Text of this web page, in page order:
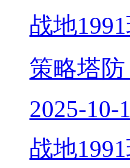
战地
策略塔防
2025-10-
战地